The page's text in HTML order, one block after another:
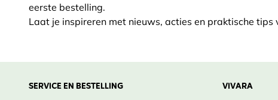
eerste bestelling.
Laat je inspireren met nieuws, acties en praktische tips
SERVICE EN BESTELLING VIVARA